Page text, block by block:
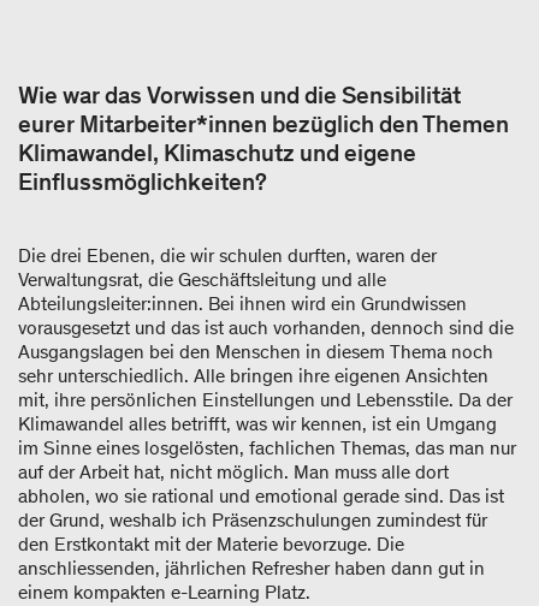
Wie war das Vorwissen und die Sensibilität
eurer Mitarbeiter*innen bezüglich den Themen
Klimawandel, Klimaschutz und eigene
Einflussmöglichkeiten?
Die drei Ebenen, die wir schulen durften, waren der
Verwaltungsrat, die Geschäftsleitung und alle
Abteilungsleiter:innen. Bei ihnen wird ein Grundwissen
vorausgesetzt und das ist auch vorhanden, dennoch sind die
Ausgangslagen bei den Menschen in diesem Thema noch
sehr unterschiedlich. Alle bringen ihre eigenen Ansichten
mit, ihre persönlichen Einstellungen und Lebensstile. Da der
Klimawandel alles betrifft, was wir kennen, ist ein Umgang
im Sinne eines losgelösten, fachlichen Themas, das man nur
auf der Arbeit hat, nicht möglich. Man muss alle dort
abholen, wo sie rational und emotional gerade sind. Das ist
der Grund, weshalb ich Präsenzschulungen zumindest für
den Erstkontakt mit der Materie bevorzuge. Die
anschliessenden, jährlichen Refresher haben dann gut in
einem kompakten e-Learning Platz.